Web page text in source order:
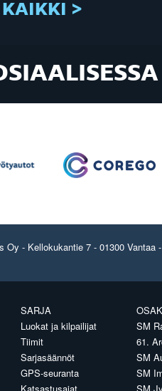
KAIKKI >
Oy - Kellokukantie 7 - 01300
SARJA
Luokat ja kilpailijat
Tiimit
Sarjasäännöt
GPS-seuranta
SM
61.
SM
SM